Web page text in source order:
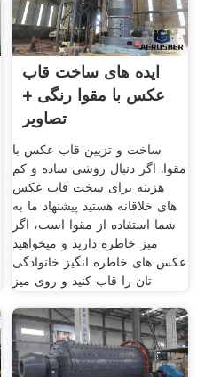
ایده های ساخت قاب
عکس با مقوا رنگی +
تصاویر
ساخت و تزیین قاب عکس با
مقوا. اگر دنبال روشی ساده و کم
هزینه برای سخت قاب عکس
های خلاقانه هستید پیشنهاد ما به
شما استفاده از مقوا است، اگر
میز خاطره دارید و میخواهید
عکس های خاطره انگیز خانوادگی
تان را قاب کنید و روی میز